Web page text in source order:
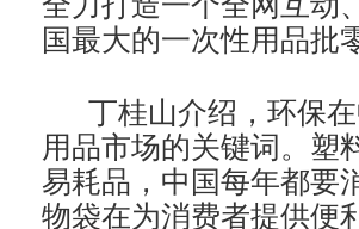
国最大的一次性用品批
丁桂山介绍，环保
用品市场的关键词。塑
易耗品，中国每年都要
物袋在为消费者提供便